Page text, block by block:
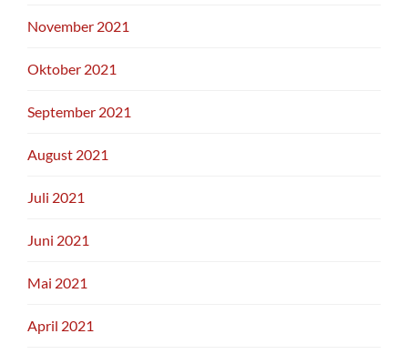
November 2021
Oktober 2021
September 2021
August 2021
Juli 2021
Juni 2021
Mai 2021
April 2021